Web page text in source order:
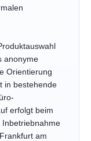
anonyme
Orientierung
in bestehende
erfolgt beim
Inbetriebnahme
am